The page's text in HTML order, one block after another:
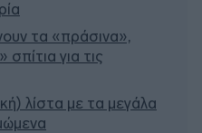
τα «πράσινα»,
σπίτια για τις
λίστα με τα μεγάλα